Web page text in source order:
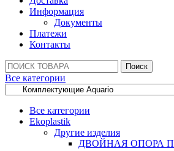
Информация
Документы
Платежи
Контакты
Поиск:
Поиск
Все категории
Все категории
Ekoplastik
Другие изделия
ДВОЙНАЯ ОПОРА